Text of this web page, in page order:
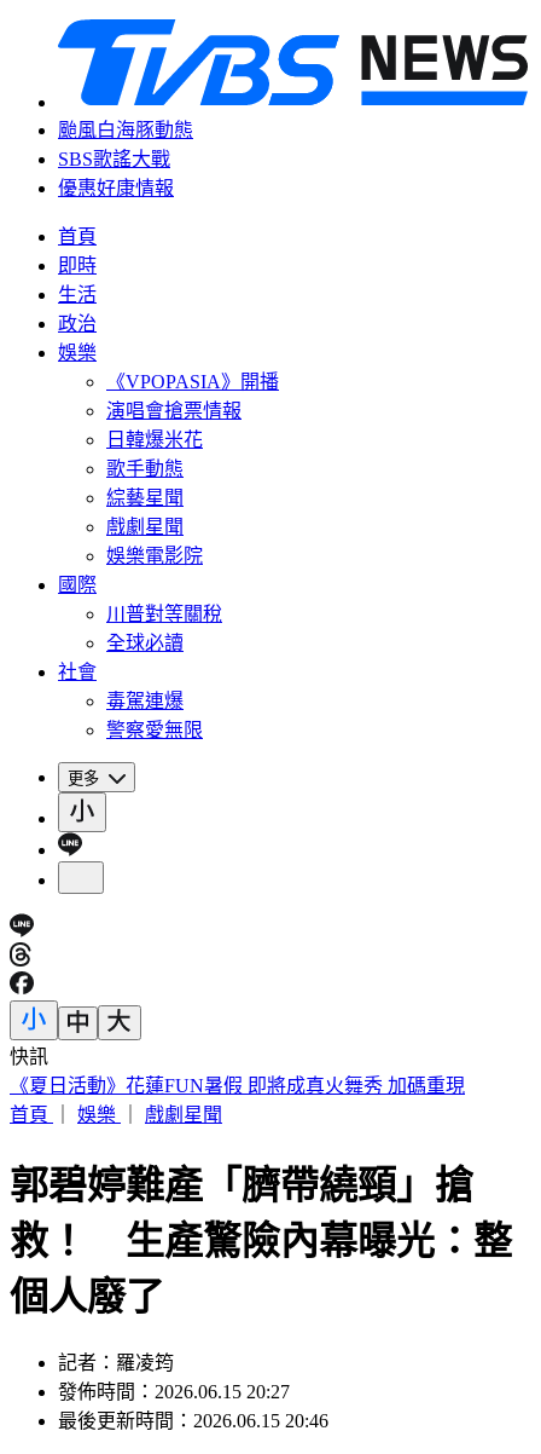
颱風白海豚動態
SBS歌謠大戰
優惠好康情報
首頁
即時
生活
政治
娛樂
《VPOPASIA》開播
演唱會搶票情報
日韓爆米花
歌手動態
綜藝星聞
戲劇星聞
娛樂電影院
國際
川普對等關稅
全球必讀
社會
毒駕連爆
警察愛無限
更多
快訊
帶孫散步遭無照撞死 女兒悲喊：第一個沒你的父親節
首頁
娛樂 戲劇星聞
郭碧婷難產「臍帶繞頸」搶
救！ 生產驚險內幕曝光：整
個人廢了
記者：羅凌筠
發佈時間：2026.06.15 20:27
最後更新時間：2026.06.15 20:46